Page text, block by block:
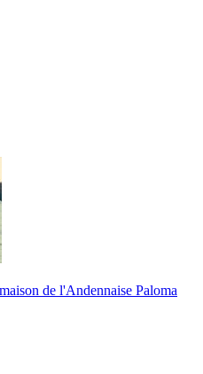
de l'Andennaise Paloma